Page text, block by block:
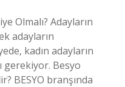
Olmalı? Adayların
adayların
kadın adayların
gerekiyor. Besyo
BESYO branşında